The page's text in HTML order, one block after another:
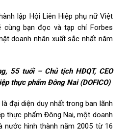
lập Hội Liên Hiệp phụ nữ Việt
cùng bạn đọc và tạp chí Forbes
doanh nhân xuất sắc nhất năm
55 tuổi – Chủ tịch HĐQT, CEO
thực phẩm Đông Nai (DOFICO)
đại diện duy nhất trong ban lãnh
thực phẩm Đông Nai, một doanh
nước hình thành năm 2005 từ 16